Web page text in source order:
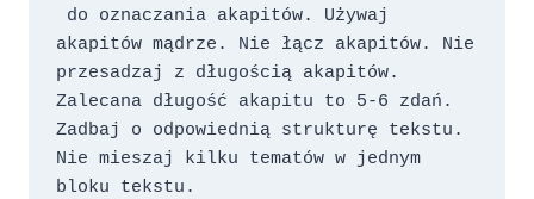
akapitów mądrze. Nie łącz akapitów. Nie
przesadzaj z długością akapitów.
Zalecana długość akapitu to 5-6 zdań.
Zadbaj o odpowiednią strukturę tekstu.
Nie mieszaj kilku tematów w jednym
bloku tekstu.